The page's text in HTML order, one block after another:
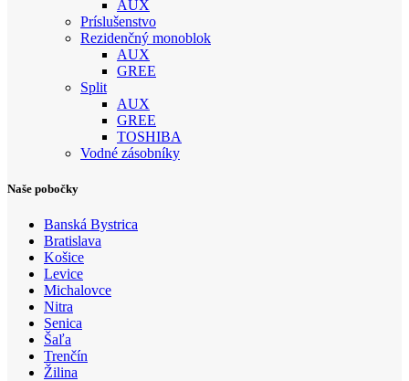
AUX
Príslušenstvo
Rezidenčný monoblok
AUX
GREE
Split
AUX
GREE
TOSHIBA
Vodné zásobníky
Naše pobočky
Banská Bystrica
Bratislava
Košice
Levice
Michalovce
Nitra
Senica
Šaľa
Trenčín
Žilina